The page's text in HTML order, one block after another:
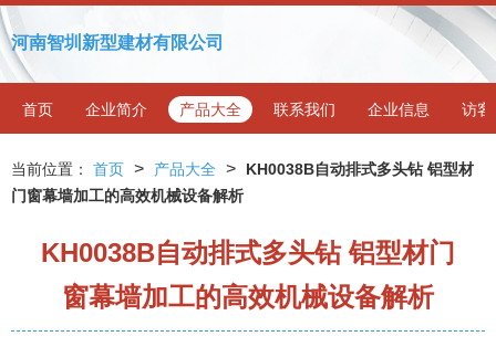
河南智圳新型建材有限公司
首页 企业简介 产品大全 联系我们 企业信息 访客
当前位置： 首页 > 产品大全 >
KH0038B自动排式多头钻 铝型材
门窗幕墙加工的高效机械设备解析
KH0038B自动排式多头钻 铝型材门
窗幕墙加工的高效机械设备解析